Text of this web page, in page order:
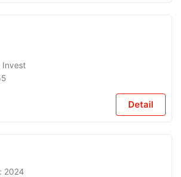
Invest
Detail
2024